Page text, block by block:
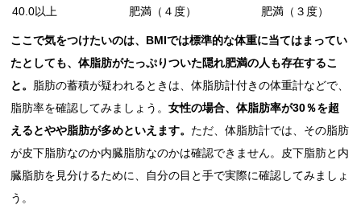
40.0以上
肥満（４度） 肥満（３度）
ここで気をつけたいのは、BMIでは標準的な体重に当てはまってい
たとしても、体脂肪がたっぷりついた隠れ肥満の人も存在するこ
と。 脂肪の蓄積が疑われるときは、体脂肪計付きの体重計などで、
脂肪率を確認してみましょう。女性の場合、体脂肪率が30％を超
えるとやや脂肪が多めといえます。 ただ、体脂肪計では、その脂肪
が皮下脂肪なのか内臓脂肪なのかは確認できません。皮下脂肪と内
臓脂肪を見分けるために、自分の目と手で実際に確認してみましょ
う。